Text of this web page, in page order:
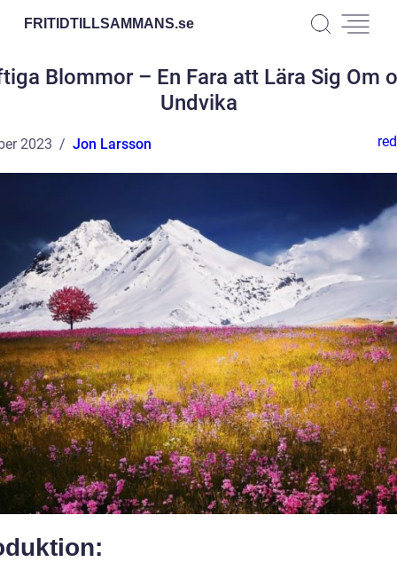
FRITIDTILLSAMMANS.se
Blommor – En Fara att Lära Sig Om
Undvika
2023 Jon Larsson